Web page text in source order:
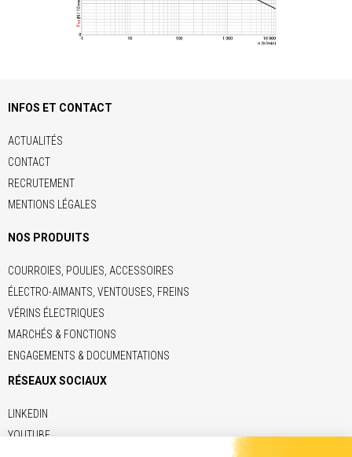
INFOS ET CONTACT
ACTUALITÉS
CONTACT
RECRUTEMENT
MENTIONS LÉGALES
NOS PRODUITS
COURROIES, POULIES, ACCESSOIRES
ÉLECTRO-AIMANTS, VENTOUSES, FREINS
VÉRINS ÉLECTRIQUES
MARCHÉS & FONCTIONS
ENGAGEMENTS & DOCUMENTATIONS
RÉSEAUX SOCIAUX
LINKEDIN
YOUTUBE